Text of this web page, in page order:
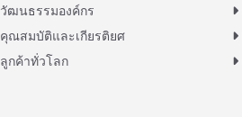
วัฒนธรรมองค์กร
คุณสมบัติและเกียรติยศ
ลูกค้าทั่วโลก